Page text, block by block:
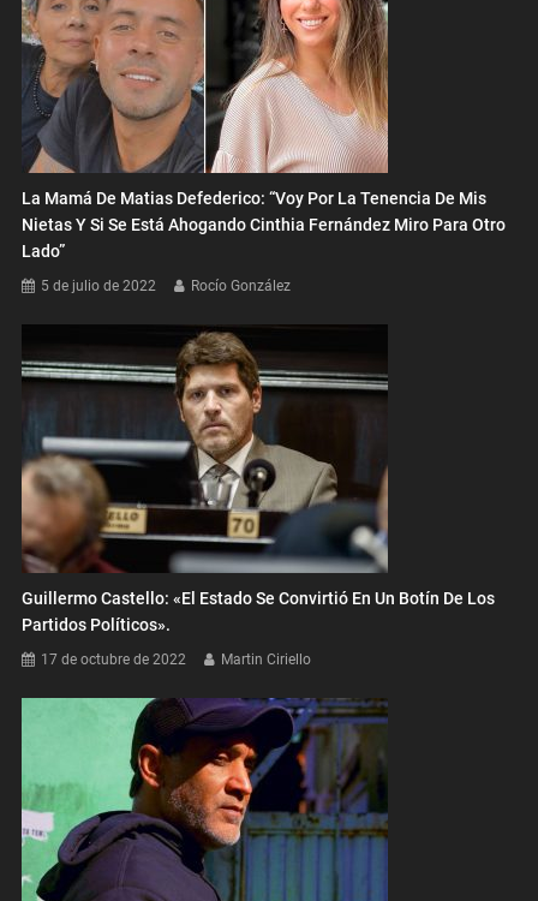
La Mamá De Matias Defederico: “Voy Por La Tenencia De Mis
Nietas Y Si Se Está Ahogando Cinthia Fernández Miro Para Otro
Lado”
5 de julio de 2022 Rocío González
Guillermo Castello: «El Estado Se Convirtió En Un Botín De Los
Partidos Políticos».
17 de octubre de 2022 Martin Ciriello